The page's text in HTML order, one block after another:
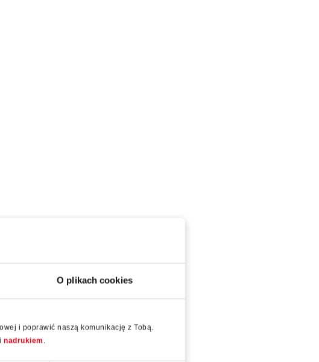
O plikach cookies
i poprawić naszą komunikację z Tobą.
i nadrukiem .